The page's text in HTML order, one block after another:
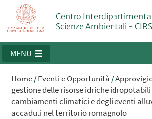
Centro
Scienze Ambientali -
MENU
Home/Eventi e Opportunità /
gestione delle risorse idriche idropotabili
cambiamenti climatici e degli eventi
accaduti nel territorio romagnolo